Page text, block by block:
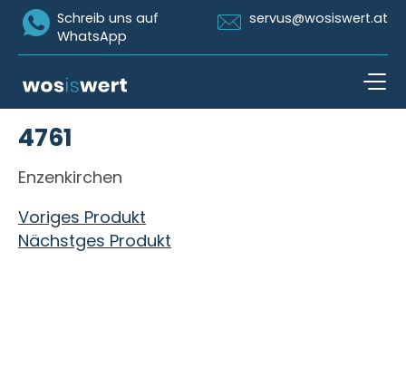
Icon Whatsapp
Schreib uns auf
WhatsApp
Icon Email
servus@wosiswert.at
4761
Enzenkirchen
Beitragsnavigation
Voriges Produkt
Nächstges Produkt